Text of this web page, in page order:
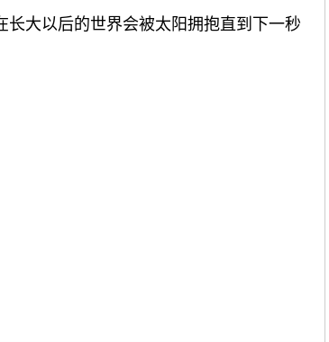
大以后的世界会被太阳拥抱直到下一秒